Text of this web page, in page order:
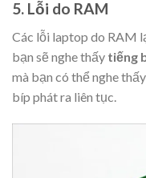
5. Lỗi do RAM
Các lỗi laptop do RAM
bạn sẽ nghe thấy tiếng
mà bạn có thể nghe
bíp phát ra liên tục.